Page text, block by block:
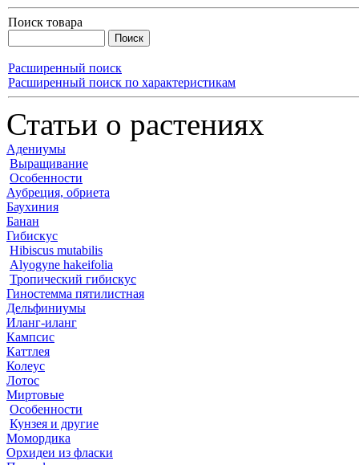
Поиск товара
Расширенный поиск
Расширенный поиск по характеристикам
Статьи о растениях
Адениумы
Выращивание
Особенности
Аубреция, обриета
Баухиния
Банан
Гибискус
Hibiscus mutabilis
Alyogyne hakeifolia
Тропический гибискус
Гиностемма пятилистная
Дельфиниумы
Иланг-иланг
Кампсис
Каттлея
Колеус
Лотос
Миртовые
Особенности
Кунзея и другие
Момордика
Орхидеи из фласки